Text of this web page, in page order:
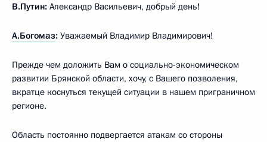
В.Путин: Александр Васильевич, добрый день!
А.Богомаз: Уважаемый Владимир Владимирович!
Прежде чем доложить Вам о социально-экономическом
развитии Брянской области, хочу, с Вашего позволения,
вкратце коснуться текущей ситуации в нашем приграничном
регионе.
Область постоянно подвергается атакам со стороны